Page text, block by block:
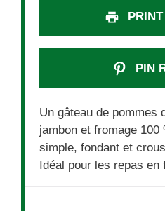
PIN
Un gâteau de pommes
jambon et fromage 100
simple, fondant et
Idéal pour les repas en